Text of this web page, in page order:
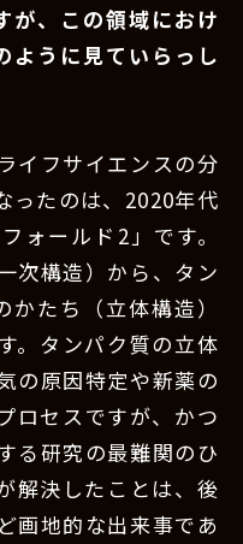
が、この領域におけ
ように見ていらっし
イフサイエンスの分
ったのは、2020年代
ォールド2」です。
次構造）から、タン
たち（立体構造）
。タンパク質の立体
の原因特定や新薬の
ロセスですが、かつ
る研究の最難関のひ
解決したことは、後
画地的な出来事であ